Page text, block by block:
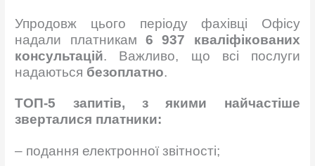
Упродовж цього періоду фахівці Офісу
надали платникам 6 937 кваліфікованих
консультацій. Важливо, що всі послуги
надаються безоплатно.
ТОП-5 запитів, з якими найчастіше
зверталися платники:
– подання електронної звітності;